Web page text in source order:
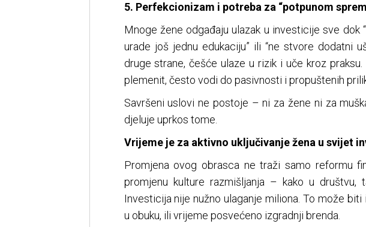
5. Perfekcionizam i potreba za “potpunom
Mnoge žene odgađaju ulazak u investicije sve dok
urade još jednu edukaciju” ili “ne stvore dodatni
druge strane, češće ulaze u rizik i uče kroz
plemenit, često vodi do pasivnosti i propuštenih
Savršeni uslovi ne postoje – ni za žene ni za
djeluje uprkos tome.
Vrijeme je za aktivno uključivanje žena u svijet
Promjena ovog obrasca ne traži samo reformu
promjenu kulture razmišljanja – kako u društvu,
Investicija nije nužno ulaganje miliona. To može
u obuku, ili vrijeme posvećeno izgradnji brenda.